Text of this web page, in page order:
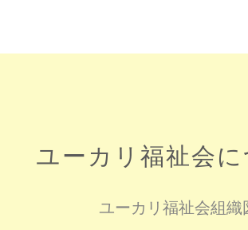
ユーカリ福祉会に
ユーカリ福祉会組織